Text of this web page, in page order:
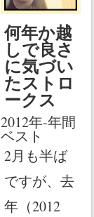
何年か越
しで良さ
に気づい
たストロ
ークス
2012年-年間
ベスト
2月も半ば
ですが、去
年（2012